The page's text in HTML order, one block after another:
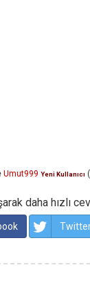
Umut999 Yeni Kullanıcı (
daha hızlı